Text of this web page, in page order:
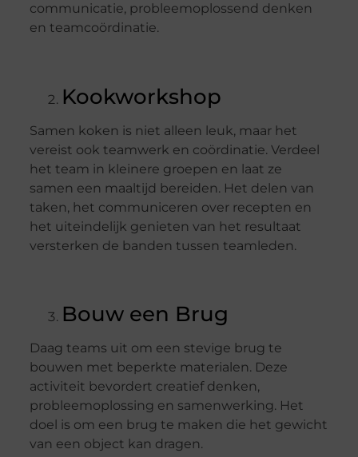
communicatie, probleemoplossend denken
en teamcoördinatie.
Kookworkshop
Samen koken is niet alleen leuk, maar het
vereist ook teamwerk en coördinatie. Verdeel
het team in kleinere groepen en laat ze
samen een maaltijd bereiden. Het delen van
taken, het communiceren over recepten en
het uiteindelijk genieten van het resultaat
versterken de banden tussen teamleden.
Bouw een Brug
Daag teams uit om een stevige brug te
bouwen met beperkte materialen. Deze
activiteit bevordert creatief denken,
probleemoplossing en samenwerking. Het
doel is om een brug te maken die het gewicht
van een object kan dragen.